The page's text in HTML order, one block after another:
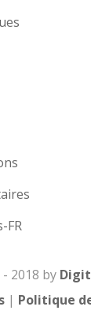
FR
2018 by
| Politique